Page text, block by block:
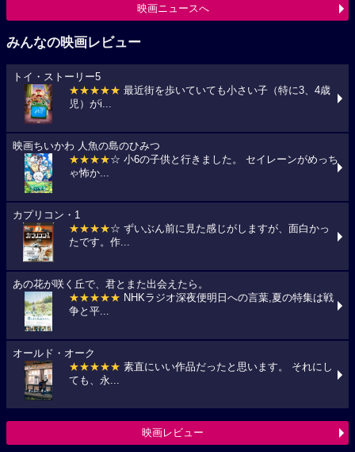
映画ニュースへ
みんなの映画レビュー
トイ・ストーリー5
★★★★★ 最近街を歩いていても小さい子（特に3、4歳
児）がi...
映画ちいかわ 人魚の島のひみつ
★★★★☆ 小6の子供と行きました。 セイレーンがめっち
ゃ怖か...
カプリコン・1
★★★★☆ ずいぶん前に見た感じがしますが、面白かっ
たです。作...
あの花が咲く丘で、君とまた出会えたら。
★★★★★ NHKラジオ深夜便明日への言葉,夏の特集は戦
争と平...
オールド・オーク
★★★★★ 素直にいい作品だったと思います。 それにし
ても、永...
映画レビュー